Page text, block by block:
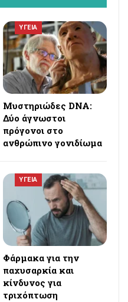
ΥΓΕΙΑ
Μυστηριώδες DNA:
Δύο άγνωστοι
πρόγονοι στο
ανθρώπινο γονιδίωμα
ΥΓΕΙΑ
Φάρμακα για την
παχυσαρκία και
κίνδυνος για
τριχόπτωση